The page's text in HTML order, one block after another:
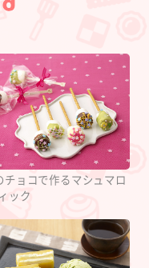
チョコで作るマシュマロ
ック